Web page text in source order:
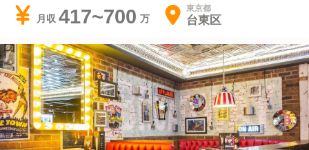
月収 417~700 東京都
台東区